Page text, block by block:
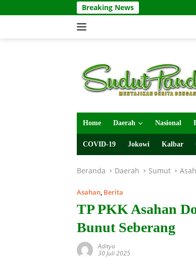
ke
Breaking News
Home Daerah Nasional
COVID-19 Jokowi Kalbar
Beranda Daerah Sumut
Asahan, Berita
TP PKK Asahan
Bunut Seberang
Aditya
30 Juli 2025